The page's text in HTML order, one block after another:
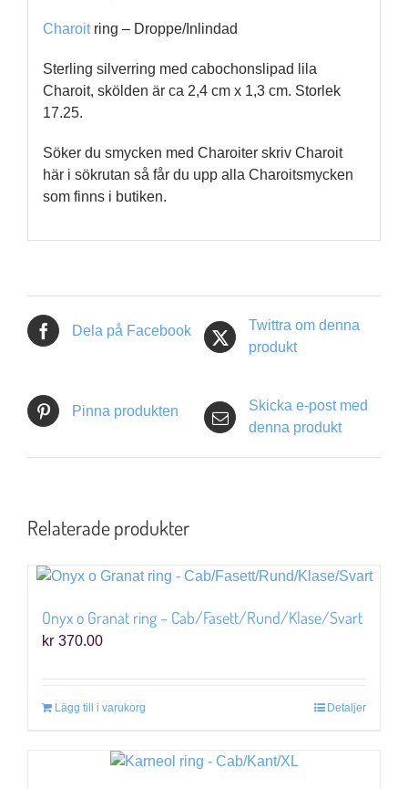
Charoitring – Droppe/Inlindad
Sterling silverring med cabochonslipad lila
Charoit, skölden är ca 2,4 cm x 1,3 cm. Storlek
17.25.
Söker du smycken med Charoiter skriv Charoit
här i sökrutan så får du upp alla Charoitsmycken
som finns i butiken.
Dela på Facebook
Twittra om denna
produkt
Pinna produkten
Skicka e-post med
denna produkt
Relaterade produkter
Onyx o Granat ring – Cab/Fasett/Rund/Klase/Svart
kr 370.00
Lägg till i varukorg Detaljer